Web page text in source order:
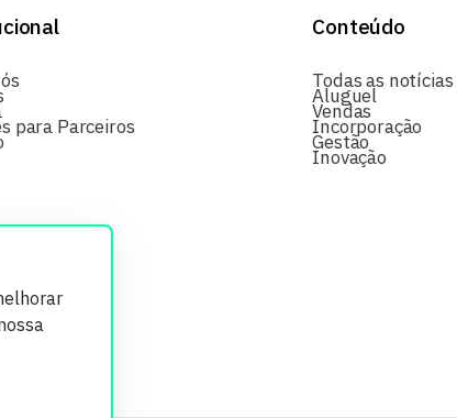
para Parceiros
Conteúdo
Todas as notícias
Aluguel
Vendas
Incorporação
Gestão
Inovação